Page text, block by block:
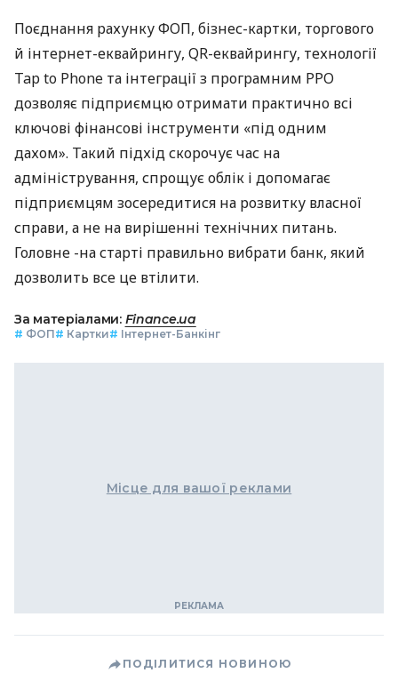
Поєднання рахунку ФОП, бізнес-картки, торгового
й інтернет-еквайрингу, QR-еквайрингу, технології
Tap to Phone та інтеграції з програмним РРО
дозволяє підприємцю отримати практично всі
ключові фінансові інструменти «під одним
дахом». Такий підхід скорочує час на
адміністрування, спрощує облік і допомагає
підприємцям зосередитися на розвитку власної
справи, а не на вирішенні технічних питань.
Головне -на старті правильно вибрати банк, який
дозволить все це втілити.
За матеріалами: Finance.ua
# ФОП# Картки# Інтернет-Банкінг
Місце для вашої реклами
ПОДІЛИТИСЯ НОВИНОЮ